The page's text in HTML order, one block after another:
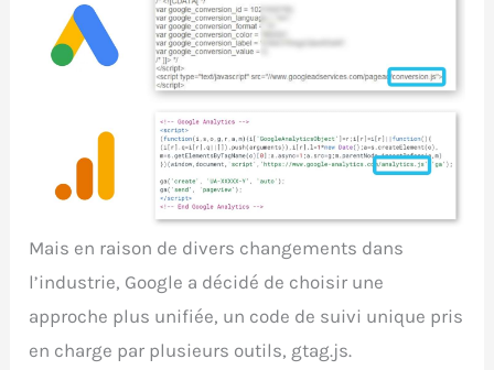
Mais en raison de divers changements dans
l’industrie, Google a décidé de choisir une
approche plus unifiée, un code de suivi unique pris
en charge par plusieurs outils, gtag.js.